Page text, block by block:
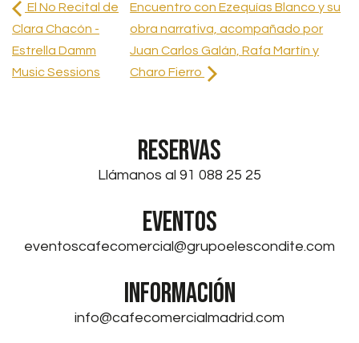
El No Recital de
Clara Chacón -
Estrella Damm
Music Sessions
Encuentro con Ezequías Blanco y su
obra narrativa, acompañado por
Juan Carlos Galán, Rafa Martín y
Charo Fierro
RESERVAS
Llámanos al 91 088 25 25
EVENTOS
eventoscafecomercial@grupoelescondite.com
INFORMACIÓN
info@cafecomercialmadrid.com